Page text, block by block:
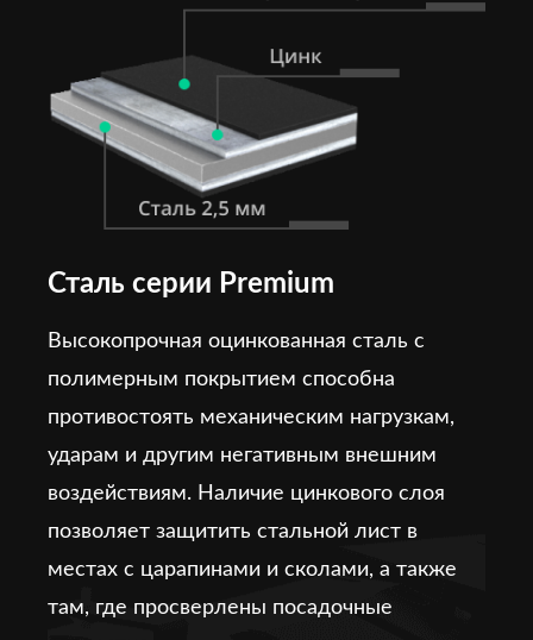
Сталь серии Premium
Высокопрочная оцинкованная сталь с
полимерным покрытием способна
противостоять механическим нагрузкам,
ударам и другим негативным внешним
воздействиям. Наличие цинкового слоя
позволяет защитить стальной лист в
местах с царапинами и сколами, а также
там, где просверлены посадочные